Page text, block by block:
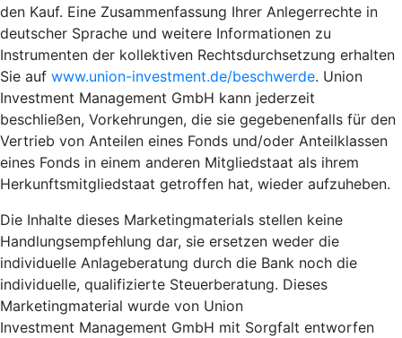
den Kauf. Eine Zusammenfassung Ihrer Anlegerrechte in
deutscher Sprache und weitere Informationen zu
Instrumenten der kollektiven Rechtsdurchsetzung erhalten
Sie auf www.union-investment.de/beschwerde. Union
Investment Management GmbH kann jederzeit
beschließen, Vorkehrungen, die sie gegebenenfalls für den
Vertrieb von Anteilen eines Fonds und/oder Anteilklassen
eines Fonds in einem anderen Mitgliedstaat als ihrem
Herkunftsmitgliedstaat getroffen hat, wieder aufzuheben.
Die Inhalte dieses Marketingmaterials stellen keine
Handlungsempfehlung dar, sie ersetzen weder die
individuelle Anlageberatung durch die Bank noch die
individuelle, qualifizierte Steuerberatung. Dieses
Marketingmaterial wurde von Union
Investment Management GmbH mit Sorgfalt entworfen